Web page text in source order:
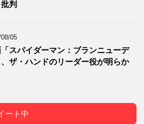
判
08/05
「スパイダーマン：ブランニューデ
ザ・ハンドのリーダー役が明らか
ート中